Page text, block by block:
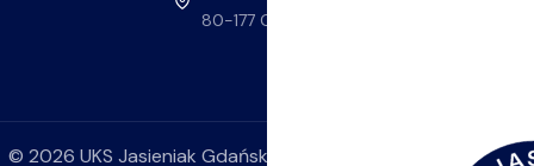
80-177 Gdańsk
© 2026 UKS Jasieniak Gdańsk. Wszelkie prawa zastrzeżone.